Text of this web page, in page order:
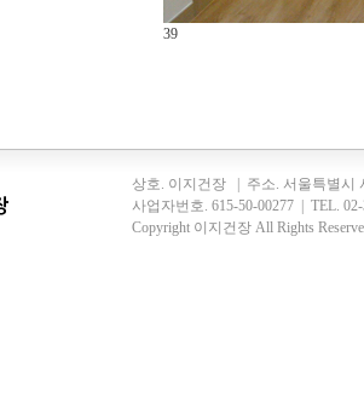
39
상호. 이지건장 | 주소. 서울특별시
사업자번호. 615-50-00277 | TEL.
Copyright 이지건장 All Rights